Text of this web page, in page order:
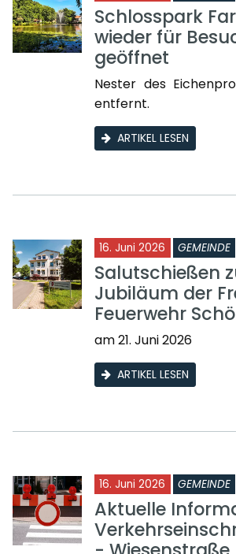
Schlosspark
wieder für
geöffnet
Nester des
entfernt.
ARTIKEL LESEN
16. Juni 2026 GEMEINDE
Salutschießen
Jubiläum der
Feuerwehr
am 21. Juni 2026
ARTIKEL LESEN
16. Juni 2026 GEMEINDE
Aktuelle